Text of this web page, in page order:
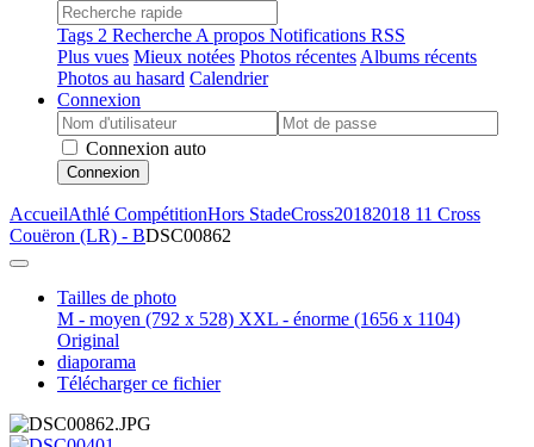
Tags 2 Recherche A propos Notifications RSS
Plus vues Mieux notées Photos récentes Albums récents
Photos au hasard Calendrier
Connexion
Connexion auto
Connexion
AccueilAthlé CompétitionHors StadeCross20182018 11 Cross
Couëron (LR) - BDSC00862
Tailles de photo
M - moyen (792 x 528) XXL - énorme (1656 x 1104)
Original
diaporama
Télécharger ce fichier